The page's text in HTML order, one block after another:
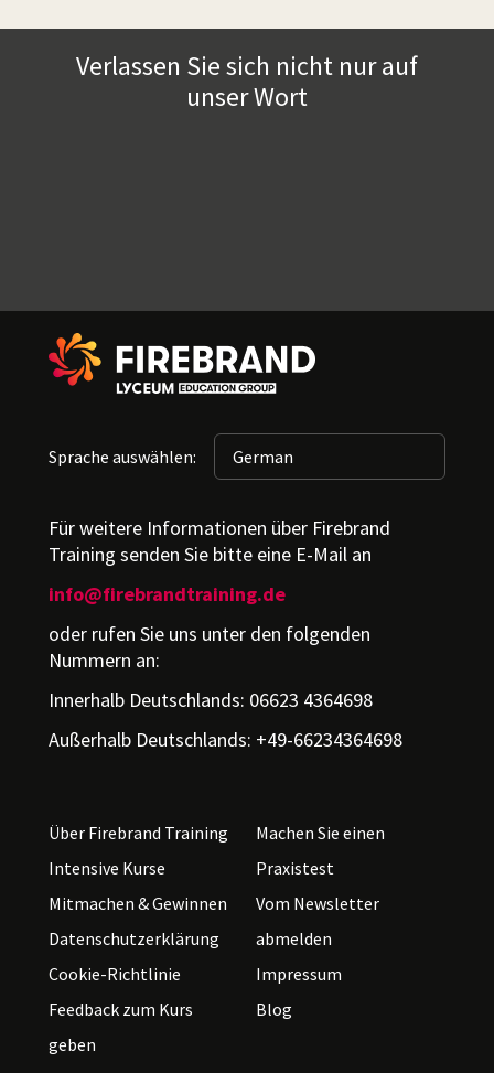
Verlassen Sie sich nicht nur auf
unser Wort
Sprache auswählen:
Für weitere Informationen über Firebrand
Training senden Sie bitte eine E-Mail an
info@firebrandtraining.de
oder rufen Sie uns unter den folgenden
Nummern an:
Innerhalb Deutschlands: 06623 4364698
Außerhalb Deutschlands: +49-66234364698
Über Firebrand Training
Intensive Kurse
Mitmachen & Gewinnen
Datenschutzerklärung
Cookie-Richtlinie
Feedback zum Kurs
geben
Machen Sie einen
Praxistest
Vom Newsletter
abmelden
Impressum
Blog